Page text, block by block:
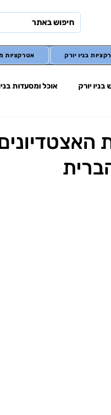
אטרקציות בניו יורק
יורק אוכל ומסעדות
| הכירו את